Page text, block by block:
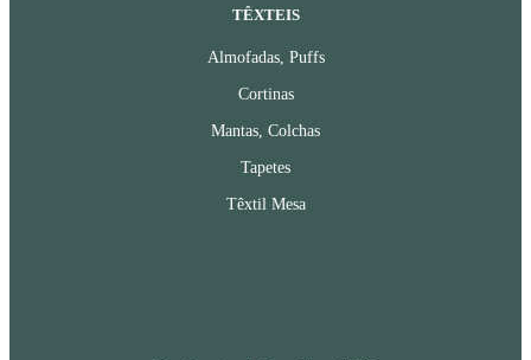
TÊXTEIS
Almofadas, Puffs
Cortinas
Mantas, Colchas
Tapetes
Têxtil Mesa